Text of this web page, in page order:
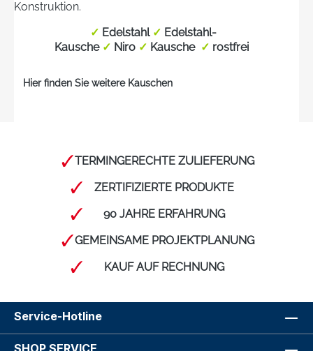
Konstruktion.
✓ Edelstahl ✓ Edelstahl-
Kausche ✓ Niro ✓ Kausche ✓ rostfrei
Hier finden Sie weitere Kauschen
TERMINGERECHTE ZULIEFERUNG
ZERTIFIZIERTE PRODUKTE
90 JAHRE ERFAHRUNG
GEMEINSAME PROJEKTPLANUNG
KAUF AUF RECHNUNG
Service-Hotline
SHOP SERVICE